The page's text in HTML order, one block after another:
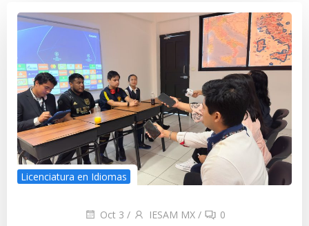
Licenciatura en Idiomas
Oct 3 / IESAM MX / 0